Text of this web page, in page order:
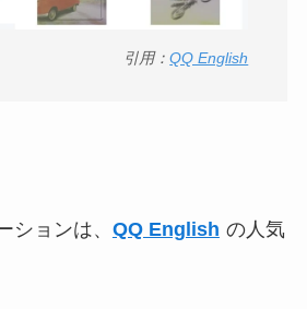
引用：QQ English
ションは、 QQ English の人気